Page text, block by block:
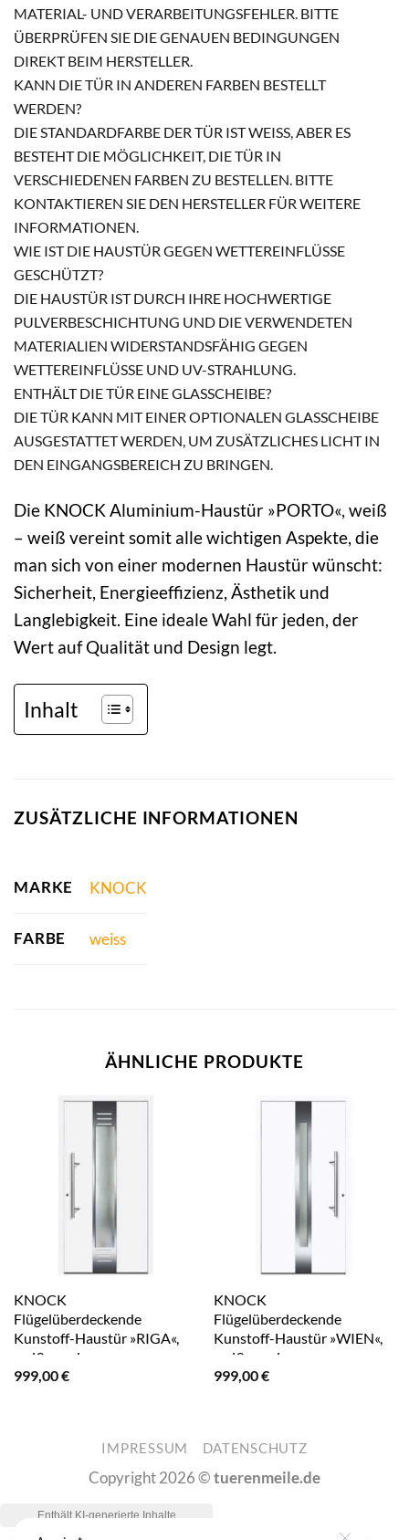
MATERIAL- UND VERARBEITUNGSFEHLER. BITTE
ÜBERPRÜFEN SIE DIE GENAUEN BEDINGUNGEN
DIREKT BEIM HERSTELLER.
KANN DIE TÜR IN ANDEREN FARBEN BESTELLT
WERDEN?
DIE STANDARDFARBE DER TÜR IST WEISS, ABER ES B
ESTEHT DIE MÖGLICHKEIT, DIE TÜR IN V
ERSCHIEDENEN FARBEN ZU BESTELLEN. BITTE K
ONTAKTIEREN SIE DEN HERSTELLER FÜR WEITERE I
NFORMATIONEN.
WIE IST DIE HAUSTÜR GEGEN WETTEREINFLÜSSE
GESCHÜTZT?
DIE HAUSTÜR IST DURCH IHRE HOCHWERTIGE
PULVERBESCHICHTUNG UND DIE VERWENDETEN
MATERIALIEN WIDERSTANDSFÄHIG GEGEN
WETTEREINFLÜSSE UND UV-STRAHLUNG.
ENTHÄLT DIE TÜR EINE GLASSCHEIBE?
DIE TÜR KANN MIT EINER OPTIONALEN GLASSCHEIBE
AUSGESTATTET WERDEN, UM ZUSÄTZLICHES LICHT IN
DEN EINGANGSBEREICH ZU BRINGEN.
Die KNOCK Aluminium-Haustür »PORTO«, weiß
– weiß vereint somit alle wichtigen Aspekte, die
man sich von einer modernen Haustür wünscht:
Sicherheit, Energieeffizienz, Ästhetik und
Langlebigkeit. Eine ideale Wahl für jeden, der
Wert auf Qualität und Design legt.
Inhalt
ZUSÄTZLICHE INFORMATIONEN
MARKE KNOCK
FARBE weiss
ÄHNLICHE PRODUKTE
KNOCK
Flügelüberdeckende
Kunstoff-Haustür »RIGA«,
weiß – weiss
999,00€
KNOCK
Flügelüberdeckende
Kunstoff-Haustür »WIEN«,
weiß – weiss
999,00€
IMPRESSUM DATENSCHUTZ
Copyright 2026 ©tuerenmeile.de